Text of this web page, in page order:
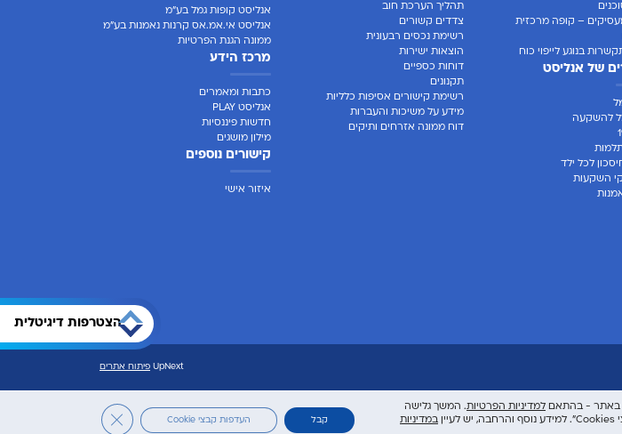
– קופה מרכזית
בנוגע לייפוי כוח
של אנליסט
להשקעה
לכל ילד
השקעות
תהליך הערכת חוב
צדדים קשורים
רשימת נכסים רבעונית
הוצאות ישירות
דוחות כספיים
תקנונים
רשימת קישורים אסיפות כלליות
מידע על משיכות והעברות
דוח ממונה אזרחים ותיקים
אנליסט קופות גמל בע"מ
אנליסט אי.אמ.אס קרנות נאמנות בע"מ
ממונה הגנת הפרטיות
מרכז הידע
כתבות ומאמרים
אנליסט PLAY
חדשות פיננסיות
מילון מושגים
קישורים נוספים
איזור אישי
UpNext פיתוח אתרים
הצטרפות דיגיטלית
למדיניות הפרטיות. המשך גלישה
במדיניות
קבל העדפות קבצי Cookie
Close GDPR Cookie Banner